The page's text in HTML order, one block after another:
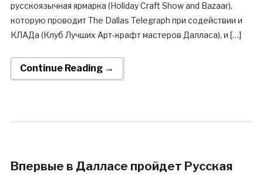
русскоязычная ярмарка (Holiday Craft Show and Bazaar),
которую проводит The Dallas Telegraph при содействии и
КЛАДа (Клуб Лучших Арт-крафт мастеров Далласа), и […]
Continue Reading →
Впервые в Далласе пройдет Русская